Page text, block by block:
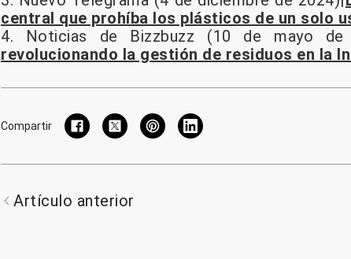
central que prohíba los plásticos de un solo
4. Noticias de Bizzbuzz (10 de mayo de
revolucionando la gestión de residuos en la
Compartir
Artículo anterior